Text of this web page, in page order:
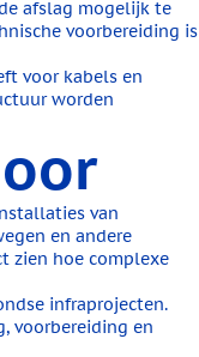
afslag mogelijk te
voorbereiding is
voor kabels en
worden
van
en andere
zien hoe complexe
infraprojecten.
voorbereiding en